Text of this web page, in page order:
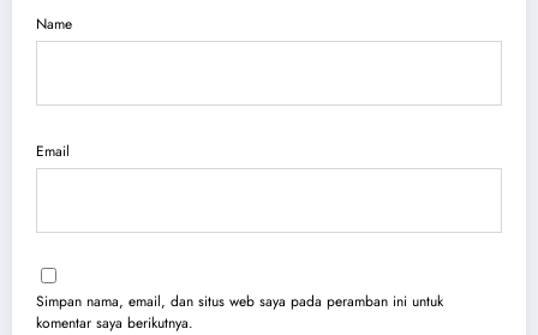
Name
Email
Simpan nama, email, dan situs web saya pada peramban ini untuk
komentar saya berikutnya.